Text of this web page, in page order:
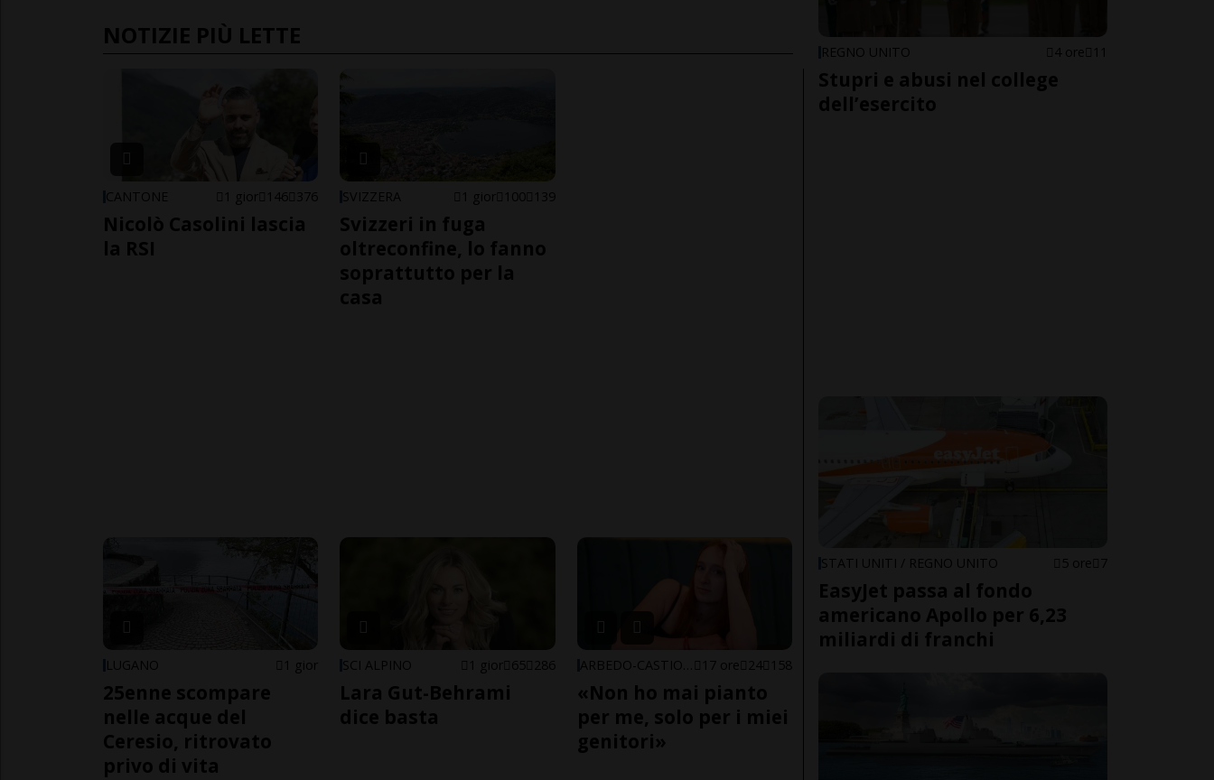
NOTIZIE PIÙ LETTE
CANTONE 1 gior 146 376
Nicolò Casolini lascia
la RSI
SVIZZERA 1 gior 100 139
Svizzeri in fuga
oltreconfine, lo fanno
soprattutto per la
casa
LUGANO 1 gior
25enne scompare
nelle acque del
Ceresio, ritrovato
privo di vita
SCI ALPINO 1 gior 65 286
Lara Gut-Behrami
dice basta
17 ore 24 158
«Non ho mai pianto
per me, solo per i miei
genitori»
REGNO UNITO 4 ore 11
Stupri e abusi nel college
dell’esercito
STATI UNITI / REGNO UNITO 5 ore 7
EasyJet passa al fondo
americano Apollo per 6,23
miliardi di franchi